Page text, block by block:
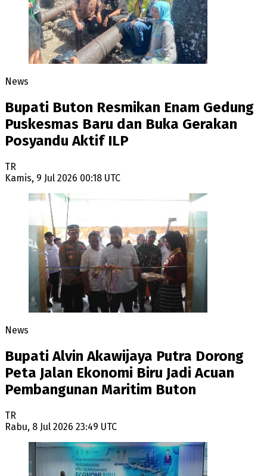
News
Bupati Buton Resmikan Enam Gedung
Puskesmas Baru dan Buka Gerakan
Posyandu Aktif ILP
TR
Kamis, 9 Jul 2026 00:18 UTC
News
Bupati Alvin Akawijaya Putra Dorong
Peta Jalan Ekonomi Biru Jadi Acuan
Pembangunan Maritim Buton
TR
Rabu, 8 Jul 2026 23:49 UTC